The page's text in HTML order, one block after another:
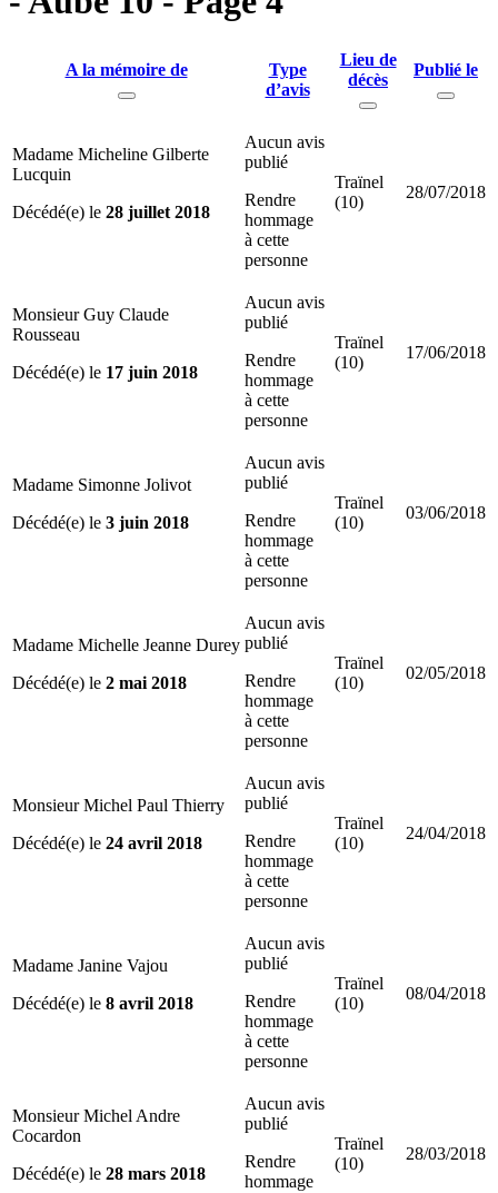
A la mémoire de
Type
d’avis
Lieu de
décès
Publié le
Madame Micheline Gilberte
Lucquin
Décédé(e) le 28 juillet 2018
Aucun avis
publié
Rendre
hommage
à cette
personne
Traïnel
(10)
28/07/2018
Monsieur Guy Claude
Rousseau
Décédé(e) le 17 juin 2018
Aucun avis
publié
Rendre
hommage
à cette
personne
Traïnel
(10)
17/06/2018
Madame Simonne Jolivot
Décédé(e) le 3 juin 2018
Aucun avis
publié
Rendre
hommage
à cette
personne
Traïnel
(10)
03/06/2018
Madame Michelle Jeanne Durey
Décédé(e) le 2 mai 2018
Aucun avis
publié
Rendre
hommage
à cette
personne
Traïnel
(10)
02/05/2018
Monsieur Michel Paul Thierry
Décédé(e) le 24 avril 2018
Aucun avis
publié
Rendre
hommage
à cette
personne
Traïnel
(10)
24/04/2018
Madame Janine Vajou
Décédé(e) le 8 avril 2018
Aucun avis
publié
Rendre
hommage
à cette
personne
Traïnel
(10)
08/04/2018
Monsieur Michel Andre
Cocardon
Décédé(e) le 28 mars 2018
Aucun avis
publié
Rendre
hommage
Traïnel
(10)
28/03/2018